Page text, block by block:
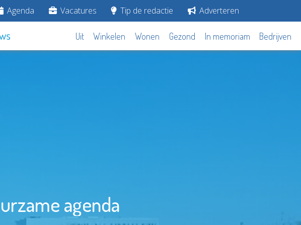
Agenda Vacatures Tip de redactie Adverteren
Uit Winkelen Wonen Gezond In memoriam Bedrijven
agenda